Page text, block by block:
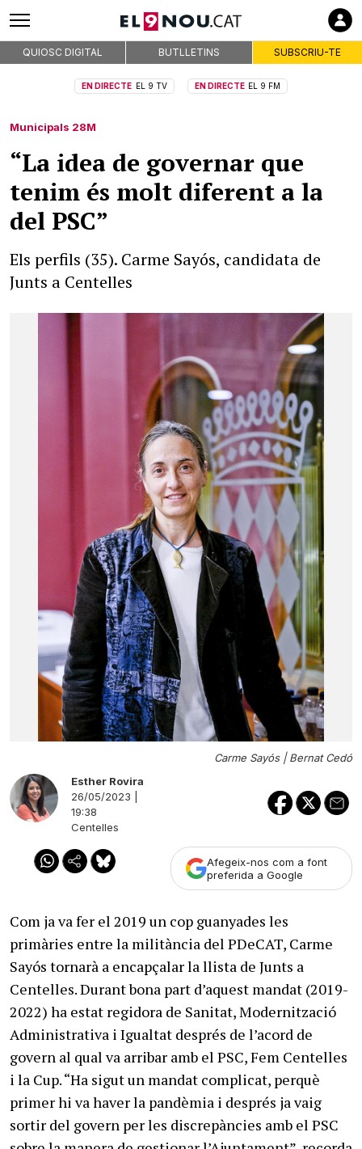
QUIOSC DIGITAL BUTLLETINS SUBSCRIU-TE
EN DIRECTE EL 9 TV EN DIRECTE EL 9 FM
Municipals 28M
“La idea de governar que
tenim és molt diferent a la
del PSC”
Els perfils (35). Carme Sayós, candidata de
Junts a Centelles
Carme Sayós |Bernat Cedó
Esther Rovira
26/05/2023 |
19:38
Centelles
Afegeix-nos com a font
preferida a Google
Com ja va fer el 2019 un cop guanyades les
primàries entre la militància del PDeCAT, Carme
Sayós tornarà a encapçalar la llista de Junts a
Centelles. Durant bona part d’aquest mandat (2019-
2022) ha estat regidora de Sanitat, Modernització
Administrativa i Igualtat després de l’acord de
govern al qual va arribar amb el PSC, Fem Centelles
i la Cup. “Ha sigut un mandat complicat, perquè
primer hi va haver la pandèmia i després ja vaig
sortir del govern per les discrepàncies amb el PSC